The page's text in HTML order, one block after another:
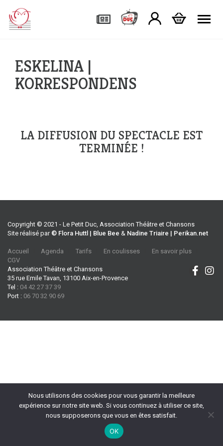
ESKELINA |
KORRESPONDENS
LA DIFFUSION DU SPECTACLE EST
TERMINÉE !
Copyright © 2021 - Le Petit Duc, Association Théâtre et Chansons
Site réalisé par © Flora Huttl | Blue Bee & Nadine Triaire | Perikan.net
Accueil Agenda Tarifs En coulisses
En savoir plus
CGV
Association Théâtre et Chansons
35 rue Emile Tavan, 13100 Aix-en-Provence
Tel : 04 42 27 37 39
Port : 06 70 32 90 69
Nous utilisons des cookies pour vous garantir la meilleure
expérience sur notre site web. Si vous continuez à utiliser ce site,
nous supposerons que vous en êtes satisfait.
OK